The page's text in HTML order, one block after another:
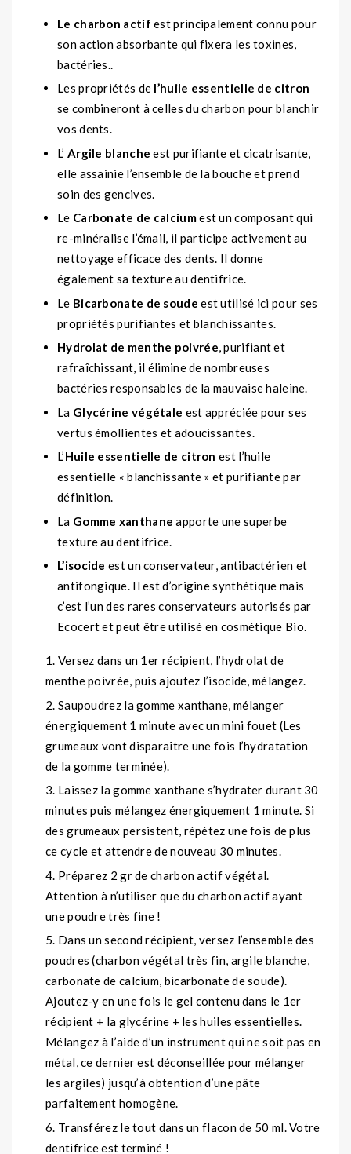
Le charbon actif est principalement connu pour
son action absorbante qui fixera les toxines,
bactéries..
Les propriétés de l’huile essentielle de citron
se combineront à celles du charbon pour blanchir
vos dents.
L’ Argile blancheest purifiante et cicatrisante,
elle assainie l’ensemble de la bouche et prend
soin des gencives.
Le Carbonate de calciumest un composant qui
re-minéralise l’émail, il participe activement au
nettoyage efficace des dents. Il donne
également sa texture au dentifrice.
Le Bicarbonate de soudeest utilisé ici pour ses
propriétés purifiantes et blanchissantes.
Hydrolat de menthe poivrée, purifiant et
rafraîchissant, il élimine de nombreuses
bactéries responsables de la mauvaise haleine.
La Glycérine végétale est appréciée pour ses
vertus émollientes et adoucissantes.
L’Huile essentielle de citronest l’huile
essentielle « blanchissante » et purifiante par
définition.
La Gomme xanthaneapporte une superbe
texture au dentifrice.
L’isocide est un conservateur, antibactérien et
antifongique. Il est d’origine synthétique mais
c’est l’un des rares conservateurs autorisés par
Ecocert et peut être utilisé en cosmétique Bio.
Versez dans un 1er récipient, l’hydrolat de
menthe poivrée, puis ajoutez l’isocide, mélangez.
Saupoudrez la gomme xanthane, mélanger
énergiquement 1 minute avec un mini fouet (Les
grumeaux vont disparaître une fois l’hydratation
de la gomme terminée).
Laissez la gomme xanthane s’hydrater durant 30
minutes puis mélangez énergiquement 1 minute. Si
des grumeaux persistent, répétez une fois de plus
ce cycle et attendre de nouveau 30 minutes.
Préparez 2 gr de charbon actif végétal.
Attention à n’utiliser que du charbon actif ayant
une poudre très fine !
Dans un second récipient, versez l’ensemble des
poudres (charbon végétal très fin, argile blanche,
carbonate de calcium, bicarbonate de soude).
Ajoutez-y en une fois le gel contenu dans le 1er
récipient + la glycérine + les huiles essentielles.
Mélangez à l’aide d’un instrument qui ne soit pas en
métal, ce dernier est déconseillée pour mélanger
les argiles) jusqu’à obtention d’une pâte
parfaitement homogène.
Transférez le tout dans un flacon de 50 ml. Votre
dentifrice est terminé !